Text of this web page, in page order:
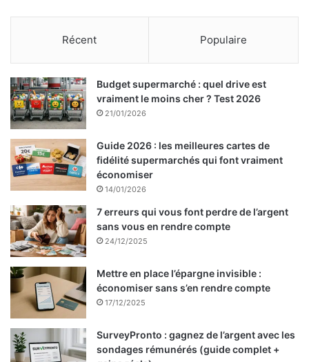
Récent Populaire
Budget supermarché : quel drive est
vraiment le moins cher ? Test 2026
21/01/2026
Guide 2026 : les meilleures cartes de
fidélité supermarchés qui font vraiment
économiser
14/01/2026
7 erreurs qui vous font perdre de l’argent
sans vous en rendre compte
24/12/2025
Mettre en place l’épargne invisible :
économiser sans s’en rendre compte
17/12/2025
SurveyPronto : gagnez de l’argent avec les
sondages rémunérés (guide complet +